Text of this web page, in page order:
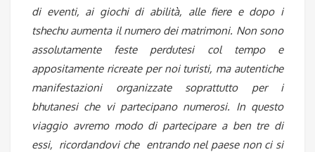
di eventi, ai giochi di abilità, alle fiere e dopo i
tshechu aumenta il numero dei matrimoni. Non sono
assolutamente feste perdutesi col tempo e
appositamente ricreate per noi turisti, ma autentiche
manifestazioni organizzate soprattutto per i
bhutanesi che vi partecipano numerosi. In questo
viaggio avremo modo di partecipare a ben tre di
essi, ricordandovi che entrando nel paese non ci si